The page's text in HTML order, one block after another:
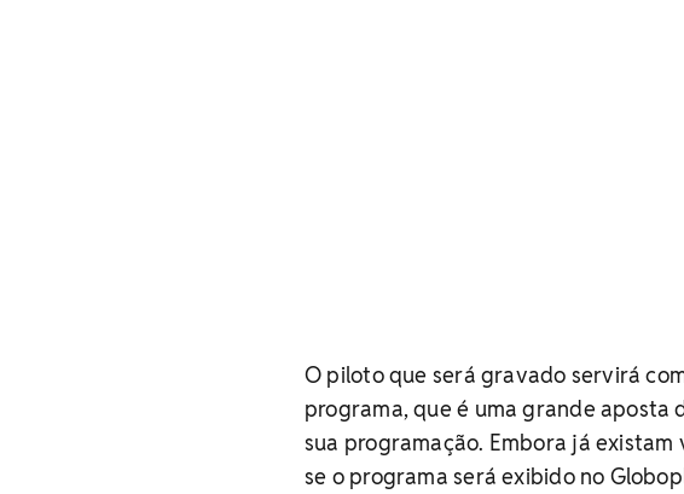
O piloto que será gravado servirá
programa, que é uma grande aposta
sua programação. Embora já
se o programa será exibido no